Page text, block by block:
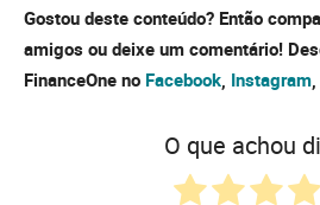
Gostou deste conteúdo? Então
amigos ou deixe um comentário!
FinanceOne no Facebook Instagram
O que achou